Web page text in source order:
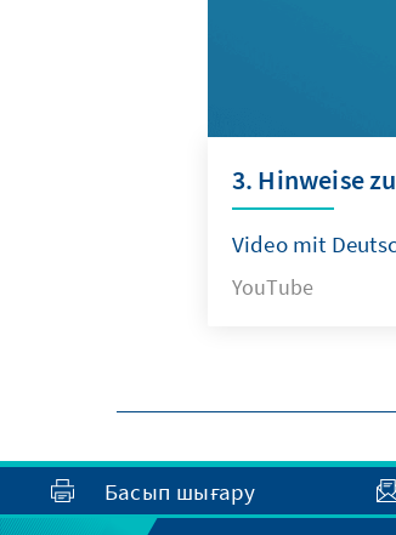
3. Hinweise
Video mit
YouTube
Басып шығару